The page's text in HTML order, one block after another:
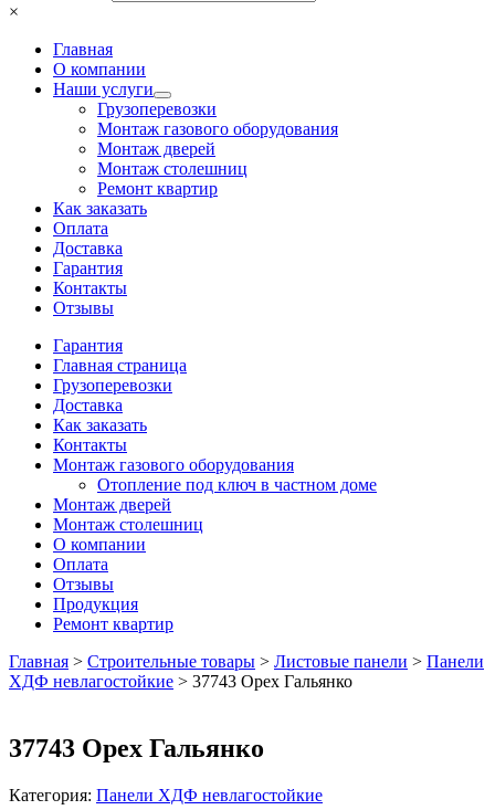
×
Главная
О компании
Наши услуги
Грузоперевозки
Монтаж газового оборудования
Монтаж дверей
Монтаж столешниц
Ремонт квартир
Как заказать
Оплата
Доставка
Гарантия
Контакты
Отзывы
Гарантия
Главная страница
Грузоперевозки
Доставка
Как заказать
Контакты
Монтаж газового оборудования
Отопление под ключ в частном доме
Монтаж дверей
Монтаж столешниц
О компании
Оплата
Отзывы
Продукция
Ремонт квартир
Главная > Строительные товары > Листовые панели > Панели
ХДФ невлагостойкие > 37743 Орех Гальянко
37743 Орех Гальянко
Категория: Панели ХДФ невлагостойкие